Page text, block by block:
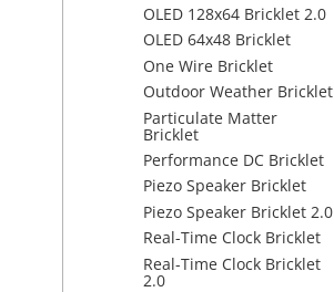
OLED 128x64 Bricklet 2.0
OLED 64x48 Bricklet
One Wire Bricklet
Outdoor Weather Bricklet
Particulate Matter
Bricklet
Performance DC Bricklet
Piezo Speaker Bricklet
Piezo Speaker Bricklet 2.0
Real-Time Clock Bricklet
Real-Time Clock Bricklet
2.0